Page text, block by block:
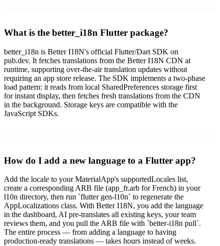
What is the better_i18n Flutter package?
better_i18n is Better I18N's official Flutter/Dart SDK on
pub.dev. It fetches translations from the Better I18N CDN at
runtime, supporting over-the-air translation updates without
requiring an app store release. The SDK implements a two-phase
load pattern: it reads from local SharedPreferences storage first
for instant display, then fetches fresh translations from the CDN
in the background. Storage keys are compatible with the
JavaScript SDKs.
How do I add a new language to a Flutter app?
Add the locale to your MaterialApp's supportedLocales list,
create a corresponding ARB file (app_fr.arb for French) in your
l10n directory, then run `flutter gen-l10n` to regenerate the
AppLocalizations class. With Better I18N, you add the language
in the dashboard, AI pre-translates all existing keys, your team
reviews them, and you pull the ARB file with `better-i18n pull`.
The entire process — from adding a language to having
production-ready translations — takes hours instead of weeks.